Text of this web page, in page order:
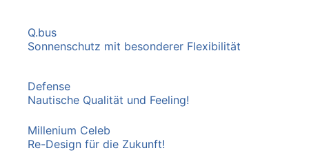
Q.bus
Sonnenschutz mit besonderer Flexibilität
Defense
Nautische Qualität und Feeling!
Millenium Celeb
Re-Design für die Zukunft!